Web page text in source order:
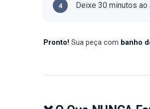
Deixe 30 minutos ao
Pronto! Sua peça com banho